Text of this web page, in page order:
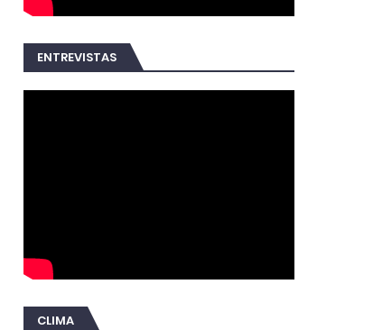
ENTREVISTAS
CLIMA